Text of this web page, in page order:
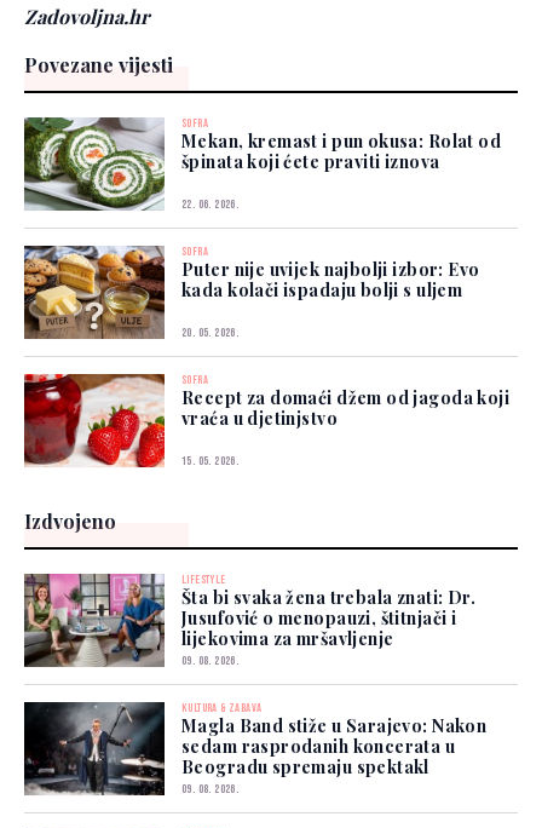
Zadovoljna.hr
Povezane vijesti
SOFRA
Mekan, kremast i pun okusa: Rolat od
špinata koji ćete praviti iznova
22. 06. 2026.
SOFRA
Puter nije uvijek najbolji izbor: Evo
kada kolači ispadaju bolji s uljem
20. 05. 2026.
SOFRA
Recept za domaći džem od jagoda koji
vraća u djetinjstvo
15. 05. 2026.
Izdvojeno
LIFESTYLE
Šta bi svaka žena trebala znati: Dr.
Jusufović o menopauzi, štitnjači i
lijekovima za mršavljenje
09. 08. 2026.
KULTURA & ZABAVA
Magla Band stiže u Sarajevo: Nakon
sedam rasprodanih koncerata u
Beogradu spremaju spektakl
09. 08. 2026.